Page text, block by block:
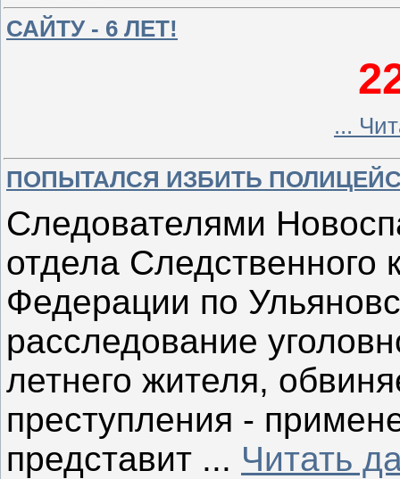
САЙТУ - 6 ЛЕТ!
...
ПОПЫТАЛСЯ ИЗБИТЬ
Следователями
отдела Следственного
Федерации по
расследование
летнего жителя,
преступления -
представит ... Читать